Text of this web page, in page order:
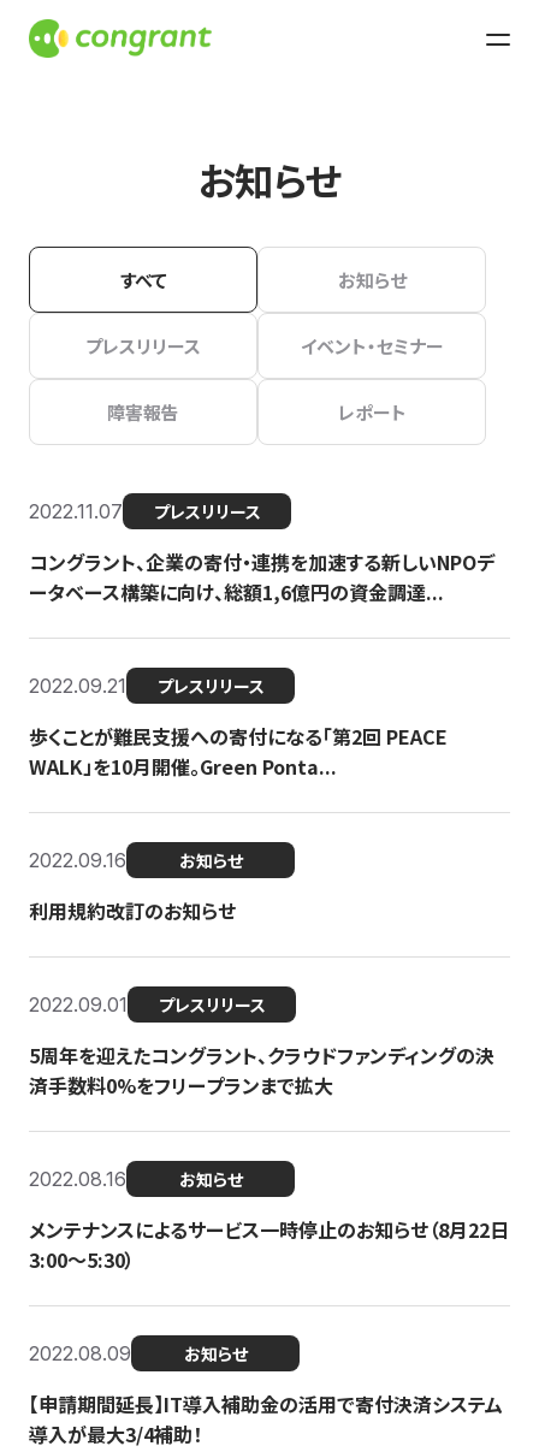
お知らせ
すべて お知らせ
プレスリリース イベント・セミナー
障害報告 レポート
2022.11.07 プレスリリース
コングラント、企業の寄付・連携を加速する新しいNPOデ
ータベース構築に向け、総額1,6億円の資金調達...
2022.09.21 プレスリリース
歩くことが難民支援への寄付になる「第2回 PEACE
WALK」を10月開催。Green Ponta...
2022.09.16 お知らせ
利用規約改訂のお知らせ
2022.09.01 プレスリリース
5周年を迎えたコングラント、クラウドファンディングの決
済手数料0%をフリープランまで拡大
2022.08.16 お知らせ
メンテナンスによるサービス一時停止のお知らせ（8月22日
3:00〜5:30）
2022.08.09 お知らせ
【申請期間延長】IT導入補助金の活用で寄付決済システム
導入が最大3/4補助！